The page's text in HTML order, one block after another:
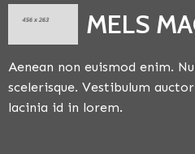
MELS
Aenean non euismod enim.
scelerisque. Vestibulum
lacinia id in lorem.